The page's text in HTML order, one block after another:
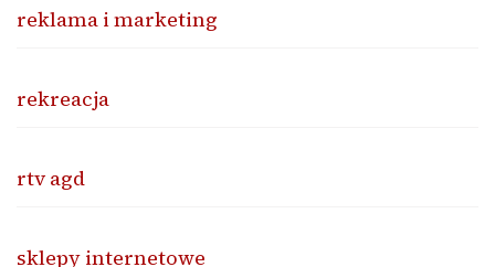
reklama i marketing
rekreacja
rtv agd
sklepy internetowe